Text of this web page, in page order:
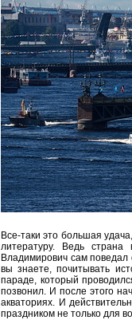
Все-таки это большая
литературу. Ведь
Владимирович сам
вы знаете, почитывать
параде, который
позвонил. И после этого
акваториях. И
праздником не только для